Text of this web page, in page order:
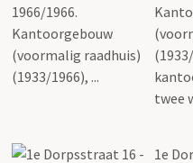
twee
1e